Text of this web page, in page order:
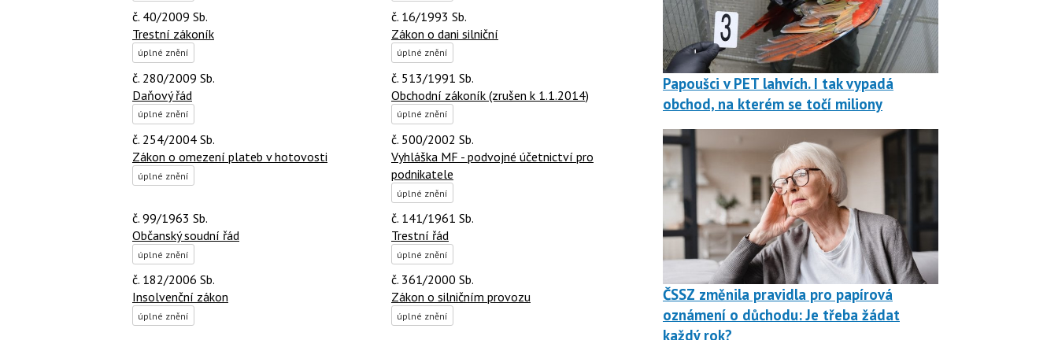
č. 40/2009 Sb.
Trestní zákoník
úplné znění
č. 16/1993 Sb.
Zákon o dani silniční
úplné znění
č. 280/2009 Sb.
Daňový řád
úplné znění
č. 513/1991 Sb.
Obchodní zákoník (zrušen k 1.1.2014)
úplné znění
č. 254/2004 Sb.
Zákon o omezení plateb v hotovosti
úplné znění
č. 500/2002 Sb.
Vyhláška MF - podvojné účetnictví pro
podnikatele
úplné znění
č. 99/1963 Sb.
Občanský soudní řád
úplné znění
č. 141/1961 Sb.
Trestní řád
úplné znění
č. 182/2006 Sb.
Insolvenční zákon
úplné znění
č. 361/2000 Sb.
Zákon o silničním provozu
úplné znění
Papoušci v PET lahvích. I tak vypadá
obchod, na kterém se točí miliony
ČSSZ změnila pravidla pro papírová
oznámení o důchodu: Je třeba žádat
každý rok?